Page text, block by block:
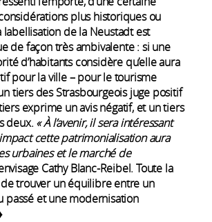
plus historiques ou
labellisation de la Neustadt est
de façon très ambivalente : si une
d’habitants considère qu’elle aura
pour la ville – pour le tourisme
tiers des Strasbourgeois juge positif
exprime un avis négatif, et un tiers
deux. « À l’avenir, il sera intéressant
cette patrimonialisation aura
urbaines et le marché de
Cathy Blanc-Reibel. Toute la
trouver un équilibre entre un
passé et une modernisation